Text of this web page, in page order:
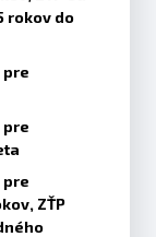
rokov do
pre
pre
pre
ZŤP